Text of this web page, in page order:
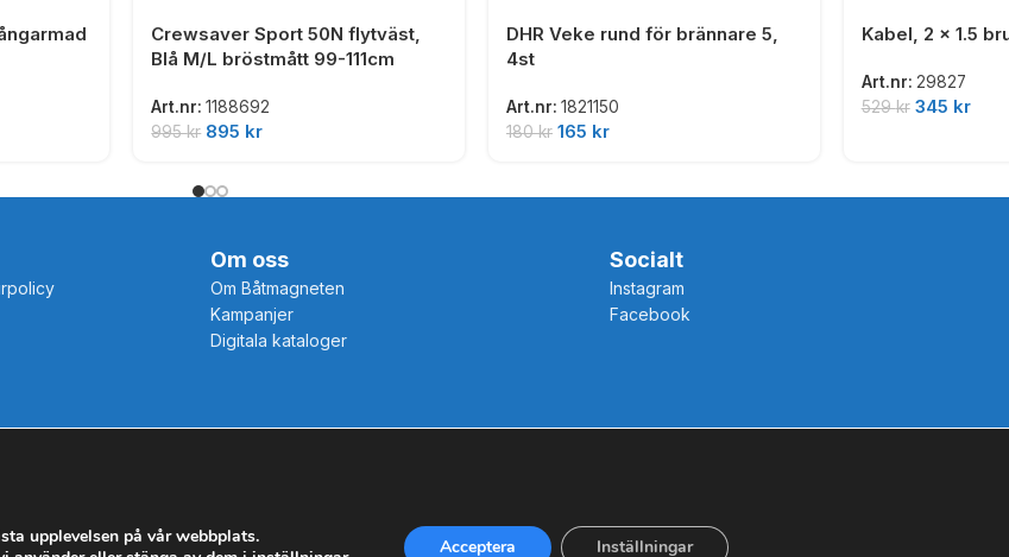
Crewsaver Sport 50N flytväst,
Blå M/L bröstmått 99-111cm
Art.nr:1188692
995kr 895 kr
DHR Veke rund för brännare 5,
4st
Art.nr: 1821150
180kr 165 kr
Kabel, 2 x 1.5
Art.nr: 29827
529kr 345 kr
Om oss
Om Båtmagneten
Kampanjer
Digitala kataloger
Socialt
Instagram
Facebook
upplevelsen på vår webbplats.
Acceptera Inställningar